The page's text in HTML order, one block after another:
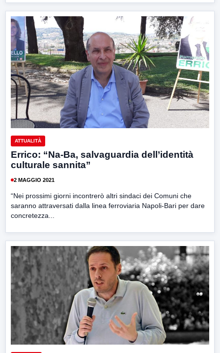
ATTUALITÀ
Errico: “Na-Ba, salvaguardia dell’identità
culturale sannita”
2 MAGGIO 2021
“Nei prossimi giorni incontrerò altri sindaci dei Comuni che
saranno attraversati dalla linea ferroviaria Napoli-Bari per dare
concretezza...